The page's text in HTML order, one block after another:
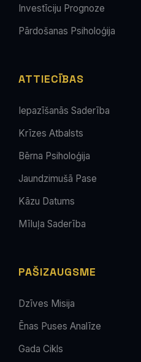
Investīciju Prognoze
Pārdošanas Psiholoģija
ATTIECĪBAS
Iepazīšanās Saderība
Krīzes Atbalsts
Bērna Psiholoģija
Jaundzimušā Pase
Kāzu Datums
Mīluļa Saderība
PAŠIZAUGSME
Dzīves Misija
Ēnas Puses Analīze
Gada Cikls